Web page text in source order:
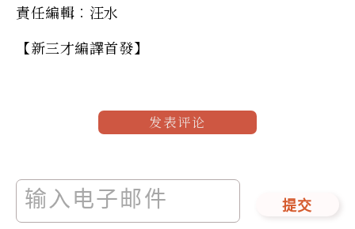
責任編輯︰汪水
【新三才編譯首發】
发表评论
提交